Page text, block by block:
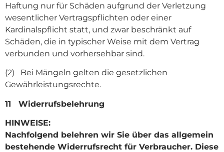
Haftung nur für Schäden aufgrund der Verletzung
wesentlicher Vertragspflichten oder einer
Kardinalspflicht statt, und zwar beschränkt auf
Schäden, die in typischer Weise mit dem Vertrag
verbunden und vorhersehbar sind.
(2) Bei Mängeln gelten die gesetzlichen
Gewährleistungsrechte.
11 Widerrufsbelehrung
HINWEISE:
Nachfolgend belehren wir Sie über das allgemein
bestehende Widerrufsrecht für Verbraucher. Diese